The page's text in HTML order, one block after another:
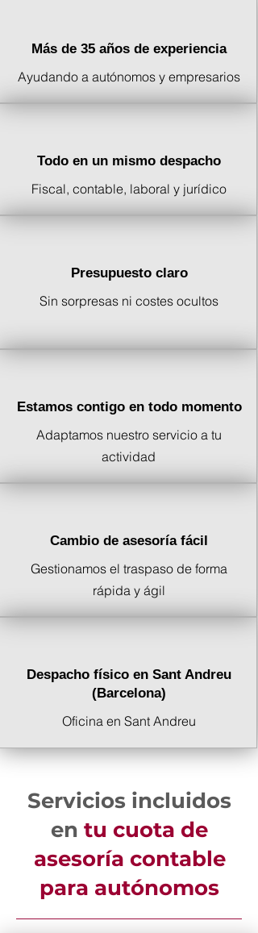
Más de 35 años de experiencia
Ayudando a autónomos y empresarios
Todo en un mismo despacho
Fiscal, contable, laboral y jurídico
Presupuesto claro
Sin sorpresas ni costes ocultos
Estamos contigo en todo momento
Adaptamos nuestro servicio a tu
actividad
Cambio de asesoría fácil
Gestionamos el traspaso de forma
rápida y ágil
Despacho físico en Sant Andreu
(Barcelona)
Oficina en Sant Andreu
Servicios incluidos
en tu cuota de
asesoría contable
para autónomos